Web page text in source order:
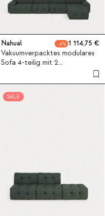
Nahual 6
1 114,75
Vakuumverpacktes modulares
Sofa 4-teilig mit 2
Eckmodulen, 2 Mittelmodulen
und Pouf-Modul aus Stoff
Nahual
SALE